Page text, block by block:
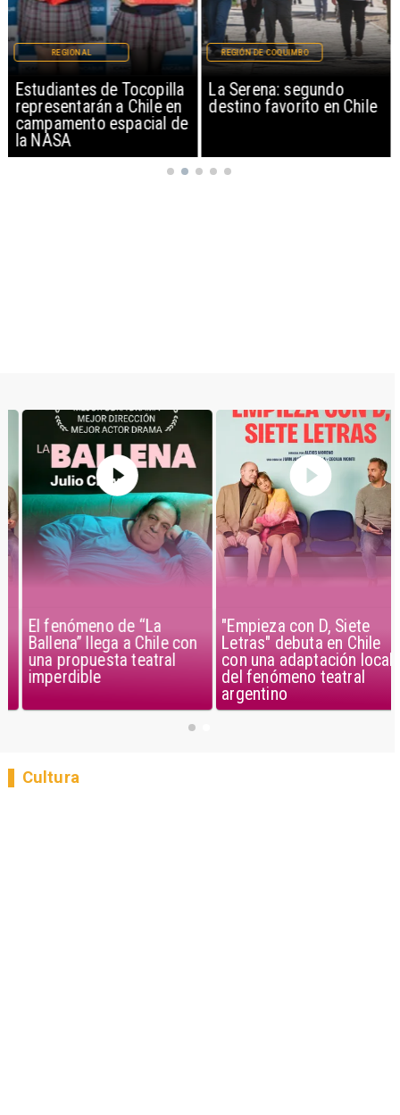
Estudiantes de Tocopilla
representarán a Chile en
campamento espacial de
la NASA
REGIONAL
La Serena: segundo
destino favorito en Chile
REGIÓN DE COQUIMBO
El fenómeno de “La
Ballena” llega a Chile con
una propuesta teatral
imperdible
"Empieza con D, Siete
Letras" debuta en Chile
con una adaptación local
del fenómeno teatral
argentino
Cultura